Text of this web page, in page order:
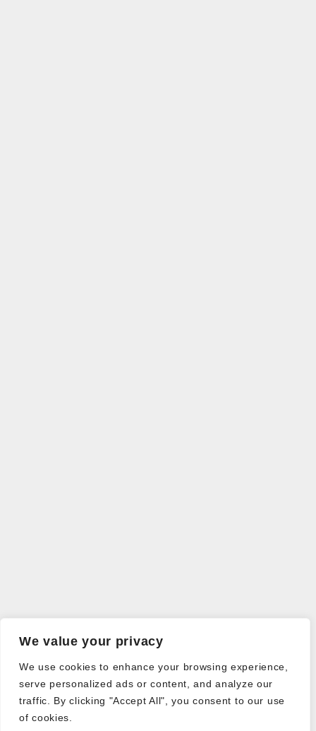
We value your privacy
We use cookies to enhance your browsing experience,
serve personalized ads or content, and analyze our
traffic. By clicking "Accept All", you consent to our use
of cookies.